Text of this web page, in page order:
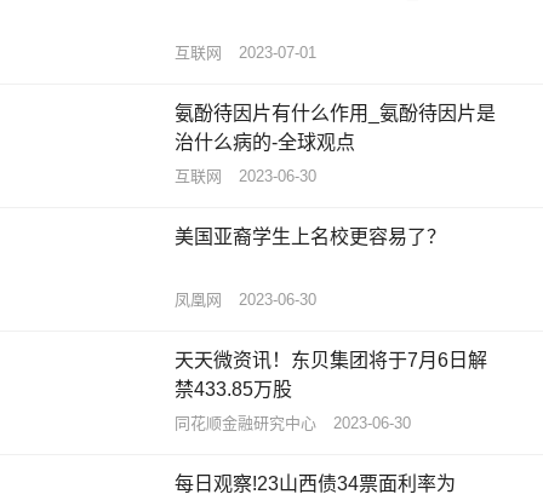
互联网 2023-07-01
氨酚待因片有什么作用_氨酚待因片是
治什么病的-全球观点
互联网 2023-06-30
美国亚裔学生上名校更容易了？
凤凰网 2023-06-30
天天微资讯！东贝集团将于7月6日解
禁433.85万股
同花顺金融研究中心 2023-06-30
每日观察!23山西债34票面利率为